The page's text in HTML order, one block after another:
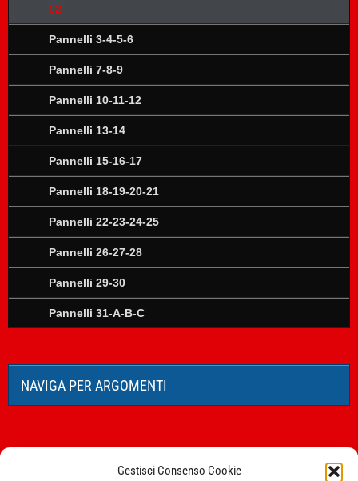
Gestisci Consenso Cookie
02
Pannelli 3-4-5-6
Pannelli 7-8-9
Pannelli 10-11-12
Pannelli 13-14
Pannelli 15-16-17
Pannelli 18-19-20-21
Pannelli 22-23-24-25
Pannelli 26-27-28
Pannelli 29-30
Pannelli 31-A-B-C
NAVIGA PER ARGOMENTI